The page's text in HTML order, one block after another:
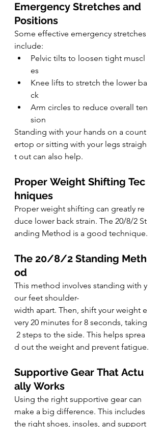
Emergency Stretches and
Positions
Some effective emergency stretches
include:
Pelvic tilts to loosen tight muscl
es
Knee lifts to stretch the lower ba
ck
Arm circles to reduce overall ten
sion
Standing with your hands on a count
ertop or sitting with your legs straigh
t out can also help.
Proper Weight Shifting Tec
hniques
Proper weight shifting can greatly re
duce lower back strain. The 20/8/2 St
anding Method is a good technique.
The 20/8/2 Standing Meth
od
This method involves standing with y
our feet shoulder-
width apart. Then, shift your weight e
very 20 minutes for 8 seconds, taking
2 steps to the side. This helps sprea
d out the weight and prevent fatigue.
Supportive Gear That Actu
ally Works
Using the right supportive gear can
make a big difference. This includes
the right shoes, insoles, and support